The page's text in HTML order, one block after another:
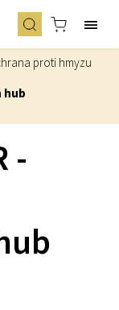
proti hmyzu
hub
-